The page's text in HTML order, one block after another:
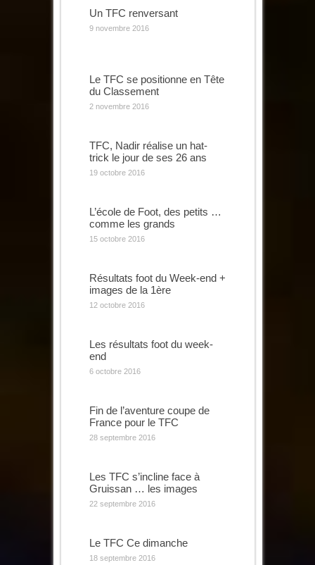
Un TFC renversant
9 novembre 2016
Le TFC se positionne en Tête
du Classement
2 novembre 2016
TFC, Nadir réalise un hat-
trick le jour de ses 26 ans
19 octobre 2016
L’école de Foot, des petits …
comme les grands
15 octobre 2016
Résultats foot du Week-end +
images de la 1ère
12 octobre 2016
Les résultats foot du week-
end
6 octobre 2016
Fin de l’aventure coupe de
France pour le TFC
28 septembre 2016
Les TFC s’incline face à
Gruissan … les images
22 septembre 2016
Le TFC Ce dimanche
18 septembre 2016